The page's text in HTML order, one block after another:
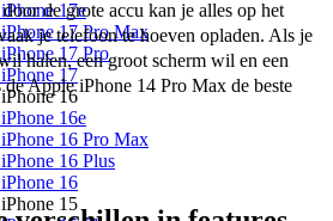
17e
17 Pro Max
17 Pro
17
16
16e
16 Pro Max
16 Plus
16
15
de grote accu kan je alles op het
je telefoon te hoeven opladen. Als je
halen, een groot scherm wil en een
Apple iPhone 14 Pro Max de beste